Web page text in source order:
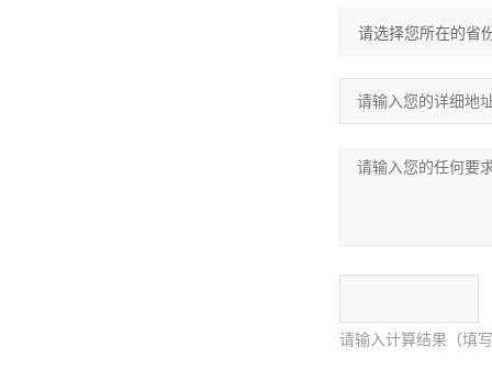
请输入计算结果（填